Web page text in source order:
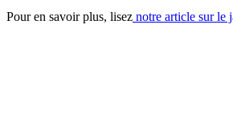
Pour en savoir plus, lisez notre article sur le